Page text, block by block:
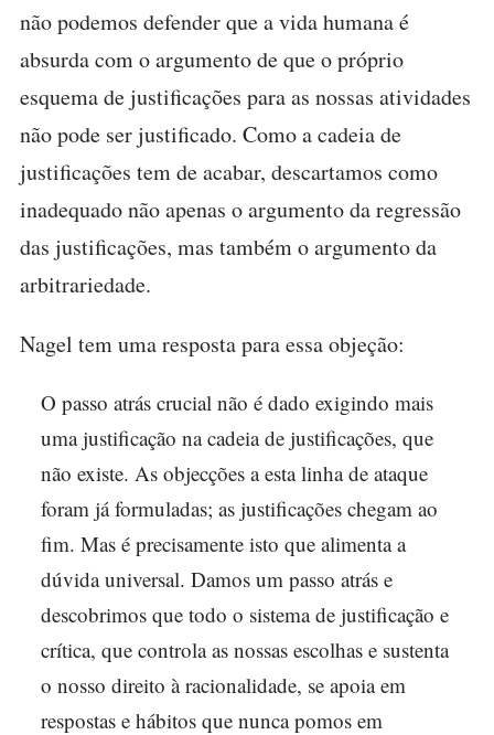
não podemos defender que a vida humana é
absurda com o argumento de que o próprio
esquema de justificações para as nossas atividades
não pode ser justificado. Como a cadeia de
justificações tem de acabar, descartamos como
inadequado não apenas o argumento da regressão
das justificações, mas também o argumento da
arbitrariedade.
Nagel tem uma resposta para essa objeção:
O passo atrás crucial não é dado exigindo mais
uma justificação na cadeia de justificações, que
não existe. As objecções a esta linha de ataque
foram já formuladas; as justificações chegam ao
fim. Mas é precisamente isto que alimenta a
dúvida universal. Damos um passo atrás e
descobrimos que todo o sistema de justificação e
crítica, que controla as nossas escolhas e sustenta
o nosso direito à racionalidade, se apoia em
respostas e hábitos que nunca pomos em